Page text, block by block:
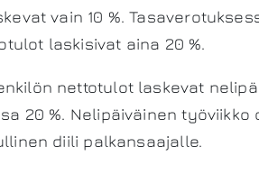
vain 10 %.
laskisivat aina 20 %.
nettotulot laskevat
20 %. Nelipäiväinen työviikko
diili palkansaajalle.